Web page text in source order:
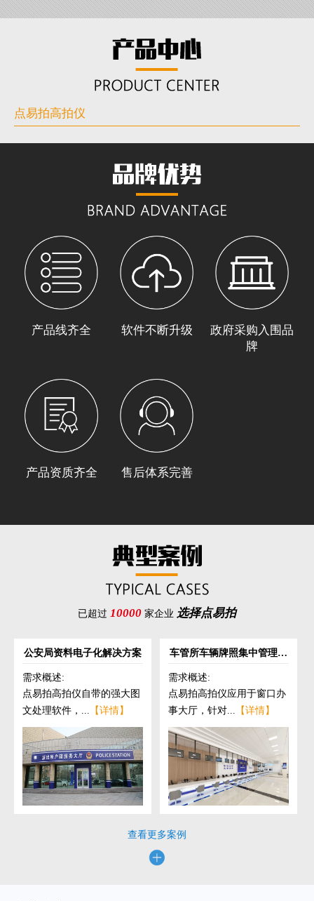
点易拍高拍仪
产品线齐全 软件不断升级
政府采购入围品
牌
产品资质齐全 售后体系完善
已超过 10000 家企业 选择点易拍
公安局资料电子化解决方案
需求概述:
点易拍高拍仪自带的强大图
文处理软件，... 【详情】
车管所车辆牌照集中管理解
需求概述:
点易拍高拍仪应用于窗口办
事大厅，针对... 【详情】
查看更多案例